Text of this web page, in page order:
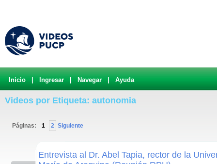
Inicio Ingresar Navegar Ayuda
Videos por Etiqueta: autonomia
Páginas: 1 2 Siguiente
Entrevista al Dr. Abel Tapia, rector de la